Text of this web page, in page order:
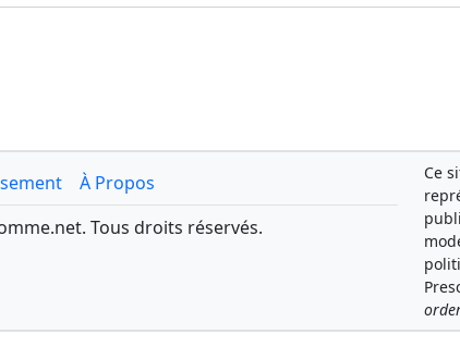
À Propos
Tous droits réservés.
Ce